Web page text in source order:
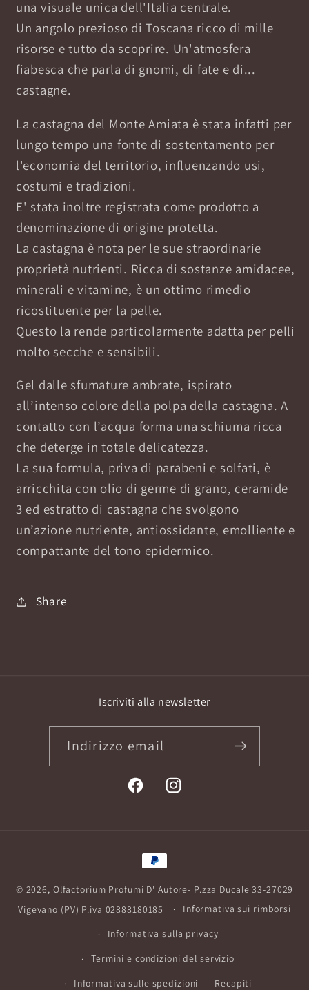
una visuale unica dell'Italia centrale.
Un angolo prezioso di Toscana ricco di mille
risorse e tutto da scoprire. Un'atmosfera
fiabesca che parla di gnomi, di fate e di...
castagne.
La castagna del Monte Amiata è stata infatti per
lungo tempo una fonte di sostentamento per
l'economia del territorio, influenzando usi,
costumi e tradizioni.
E' stata inoltre registrata come prodotto a
denominazione di origine protetta.
La castagna è nota per le sue straordinarie
proprietà nutrienti. Ricca di sostanze amidacee,
minerali e vitamine, è un ottimo rimedio
ricostituente per la pelle.
Questo la rende particolarmente adatta per pelli
molto secche e sensibili.
Gel dalle sfumature ambrate, ispirato
all’intenso colore della polpa della castagna. A
contatto con l’acqua forma una schiuma ricca
che deterge in totale delicatezza.
La sua formula, priva di parabeni e solfati, è
arricchita con olio di germe di grano, ceramide
3 ed estratto di castagna che svolgono
un’azione nutriente, antiossidante, emolliente e
compattante del tono epidermico.
Share
Iscriviti alla newsletter
Indirizzo email
FacebookInstagram
Metodi
pagamento
© 2026, Olfactorium Profumi D' Autore- P.zza Ducale 33-27029
Vigevano (PV) P.iva 02888180185
Informativa sui rimborsi
Informativa sulla privacy
Termini e condizioni del servizio
Informativa sulle spedizioni
Recapiti